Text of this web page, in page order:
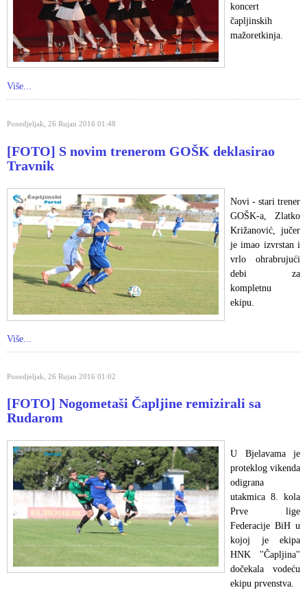
koncert
čapljinskih
mažoretkinja.
Više...
Ponedjeljak, 26 Rujan 2016 01:48
[FOTO] S novim trenerom GOŠK deklasirao
Travnik
Novi - stari trener
GOŠK-a, Zlatko
Križanović, jučer
je imao izvrstan i
vrlo ohrabrujući
debi za
kompletnu
ekipu.
Više...
Ponedjeljak, 26 Rujan 2016 01:02
[FOTO] Nogometaši Čapljine remizirali sa
Rudarom
U Bjelavama je
proteklog vikenda
odigrana
utakmica 8. kola
Prve lige
Federacije BiH u
kojoj je ekipa
HNK ''Čapljina''
dočekala vodeću
ekipu prvenstva.